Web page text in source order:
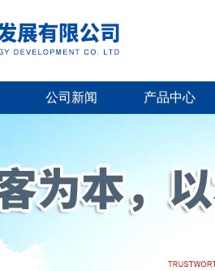
公司新闻 产品中心